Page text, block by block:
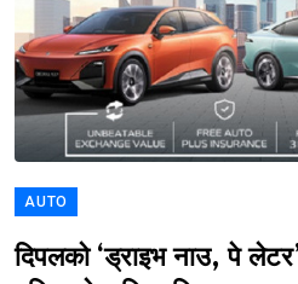
AUTO
दिपलको ‘ड्राइभ नाउ, पे